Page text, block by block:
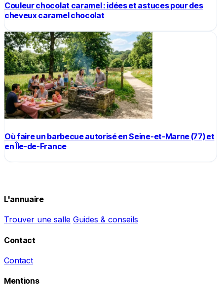
Couleur chocolat caramel : idées et astuces pour des
cheveux caramel chocolat
Où faire un barbecue autorisé en Seine-et-Marne (77) et
en Île-de-France
L'annuaire
Trouver une salle Guides & conseils
Contact
Contact
Mentions